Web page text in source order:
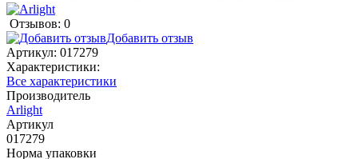
Отзывов: 0
Добавить отзыв
Артикул: 017279
Характеристики:
Все характеристики
Производитель
Arlight
Артикул
017279
Норма упаковки